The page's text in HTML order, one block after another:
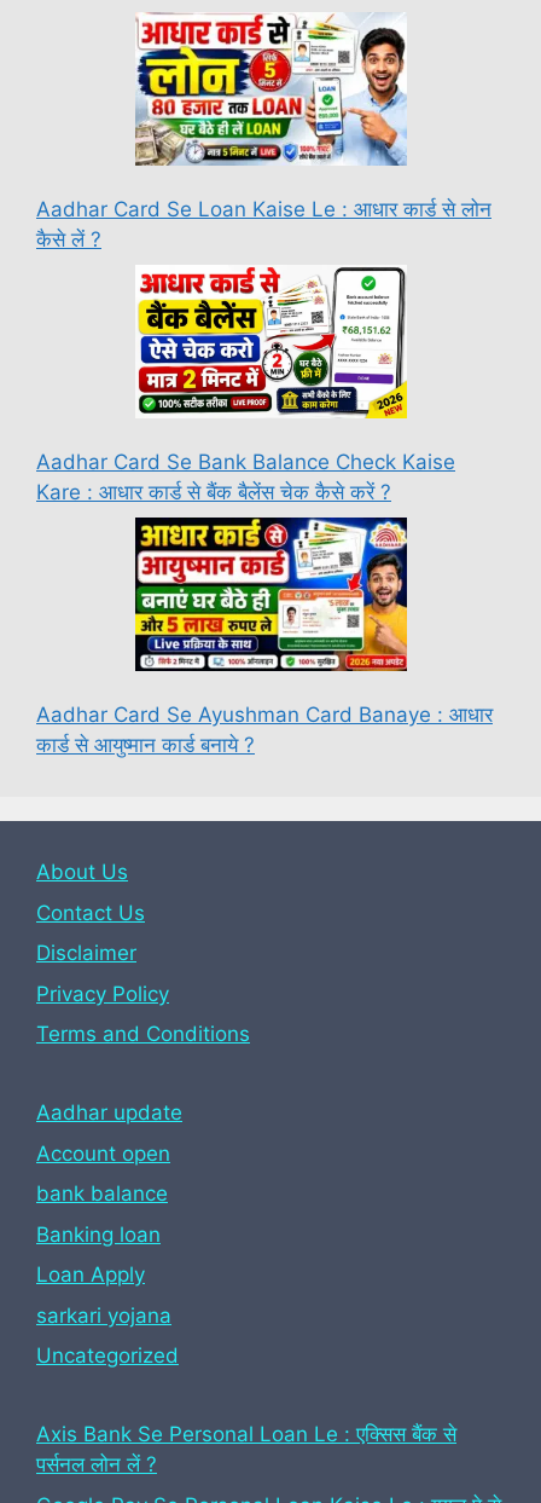
Aadhar Card Se Loan Kaise Le : आधार कार्ड से लोन
कैसे लें ?
Aadhar Card Se Bank Balance Check Kaise
Kare : आधार कार्ड से बैंक बैलेंस चेक कैसे करें ?
Aadhar Card Se Ayushman Card Banaye : आधार
कार्ड से आयुष्मान कार्ड बनाये ?
About Us
Contact Us
Disclaimer
Privacy Policy
Terms and Conditions
Aadhar update
Account open
bank balance
Banking loan
Loan Apply
sarkari yojana
Uncategorized
Axis Bank Se Personal Loan Le : एक्सिस बैंक से
पर्सनल लोन लें ?